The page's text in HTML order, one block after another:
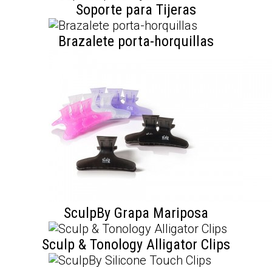
Soporte para Tijeras
Brazalete porta-horquillas
SculpBy Grapa Mariposa
Sculp & Tonology Alligator Clips